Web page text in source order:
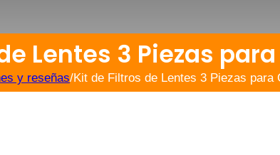
Lentes 3 Piezas para
y reseñas/Kit de Filtros de Lentes 3 Piezas para